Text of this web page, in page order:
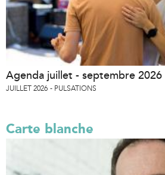
Agenda juillet - septembre 2026
JUILLET 2026 PULSATIONS
Carte blanche